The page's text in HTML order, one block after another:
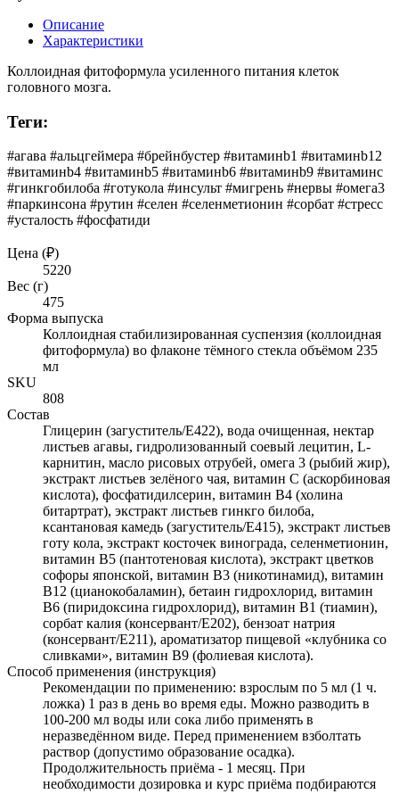
Описание
Характеристики
Коллоидная фитоформула усиленного питания клеток
головного мозга.
Теги:
#агава #альцгеймера #брейнбустер #витаминb1 #витаминb12
#витаминb4 #витаминb5 #витаминb6 #витаминb9 #витаминс
#гинкгобилоба #готукола #инсульт #мигрень #нервы #омега3
#паркинсона #рутин #селен #селенметионин #сорбат #стресс
#усталость #фосфатиди
Цена (₽)
5220
Вес (г)
475
Форма выпуска
Коллоидная стабилизированная суспензия (коллоидная
фитоформула) во флаконе тёмного стекла объёмом 235
мл
SKU
808
Состав
Глицерин (загуститель/Е422), вода очищенная, нектар
листьев агавы, гидролизованный соевый лецитин, L-
карнитин, масло рисовых отрубей, омега 3 (рыбий жир),
экстракт листьев зелёного чая, витамин С (аскорбиновая
кислота), фосфатидилсерин, витамин В4 (холина
битартрат), экстракт листьев гинкго билоба,
ксантановая камедь (загуститель/Е415), экстракт листьев
готу кола, экстракт косточек винограда, селенметионин,
витамин В5 (пантотеновая кислота), экстракт цветков
софоры японской, витамин В3 (никотинамид), витамин
В12 (цианокобаламин), бетаин гидрохлорид, витамин
В6 (пиридоксина гидрохлорид), витамин В1 (тиамин),
сорбат калия (консервант/Е202), бензоат натрия
(консервант/Е211), ароматизатор пищевой «клубника со
сливками», витамин В9 (фолиевая кислота).
Способ применения (инструкция)
Рекомендации по применению: взрослым по 5 мл (1 ч.
ложка) 1 раз в день во время еды. Можно разводить в
100-200 мл воды или сока либо применять в
неразведённом виде. Перед применением взболтать
раствор (допустимо образование осадка).
Продолжительность приёма - 1 месяц. При
необходимости дозировка и курс приёма подбираются